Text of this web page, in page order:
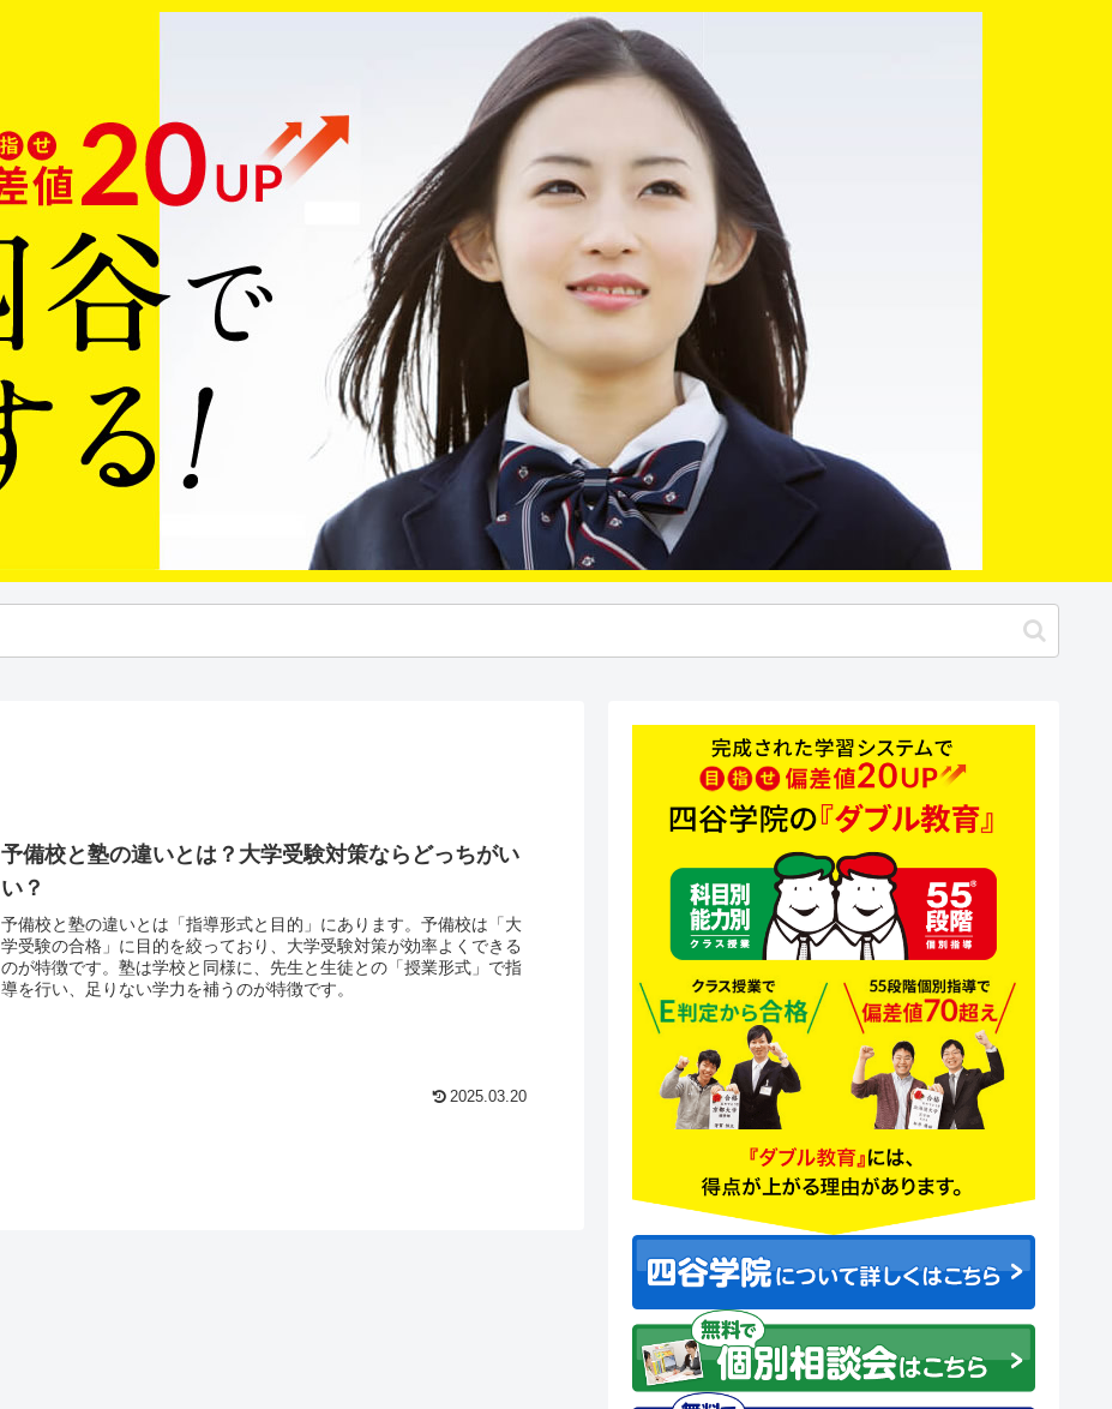
予備校と塾の違いとは？大学受験対策ならどっちがい
い？
予備校と塾の違いとは「指導形式と目的」にあります。予備校は「大
学受験の合格」に目的を絞っており、大学受験対策が効率よくできる
のが特徴です。塾は学校と同様に、先生と生徒との「授業形式」で指
導を行い、足りない学力を補うのが特徴です。
2025.03.20